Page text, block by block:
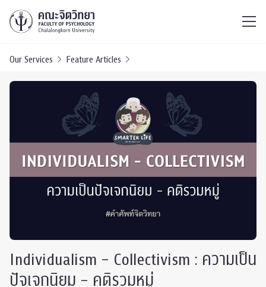
Our Services Feature Articles
Individualism – Collectivism : ความเป็น
ปัจเจกนิยม – คติรวมหมู่